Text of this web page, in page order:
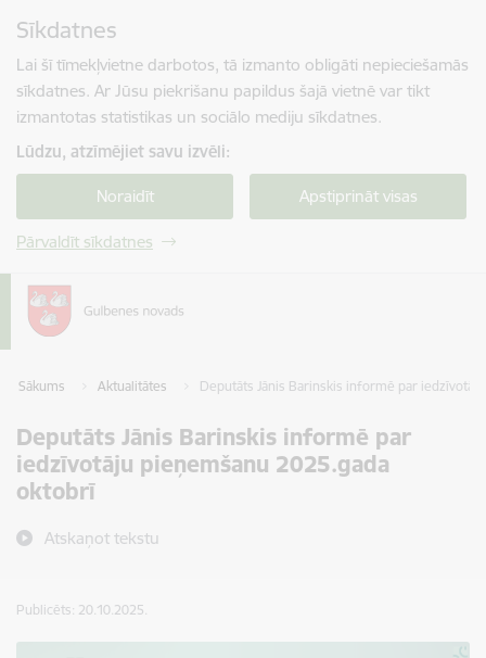
Sīkdatnes
Lai šī tīmekļvietne darbotos, tā izmanto obligāti nepieciešamās
sīkdatnes. Ar Jūsu piekrišanu papildus šajā vietnē var tikt
izmantotas statistikas un sociālo mediju sīkdatnes.
Lūdzu, atzīmējiet savu izvēli:
Noraidīt Apstiprināt visas
Pārvaldīt sīkdatnes
Sākums Aktualitātes Deputāts Jānis Barinskis informē par
Deputāts Jānis Barinskis informē par
iedzīvotāju pieņemšanu 2025.gada
oktobrī
Atskaņot tekstu
Publicēts: 20.10.2025.